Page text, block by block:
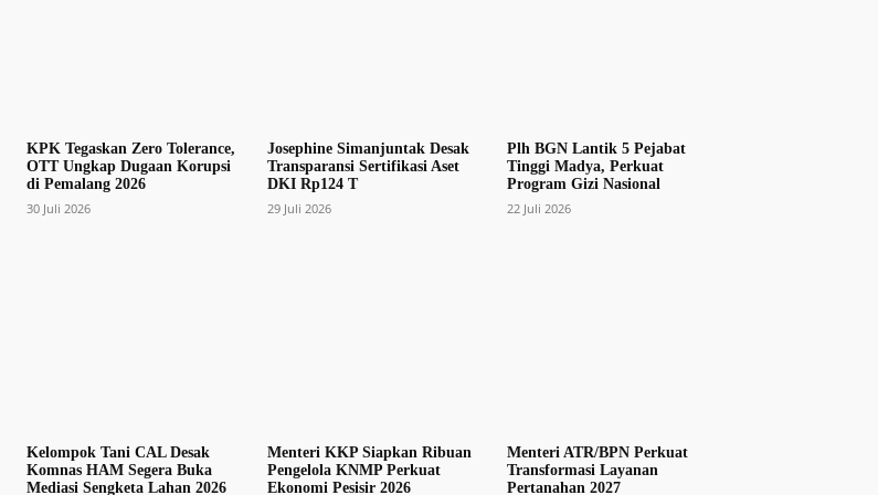
KPK Tegaskan Zero Tolerance,
OTT Ungkap Dugaan Korupsi
di Pemalang 2026
30 Juli 2026
Josephine Simanjuntak Desak
Transparansi Sertifikasi Aset
DKI Rp124 T
29 Juli 2026
Plh BGN Lantik 5 Pejabat
Tinggi Madya, Perkuat
Program Gizi Nasional
22 Juli 2026
Kelompok Tani CAL Desak
Komnas HAM Segera Buka
Mediasi Sengketa Lahan 2026
Menteri KKP Siapkan Ribuan
Pengelola KNMP Perkuat
Ekonomi Pesisir 2026
Menteri ATR/BPN Perkuat
Transformasi Layanan
Pertanahan 2027